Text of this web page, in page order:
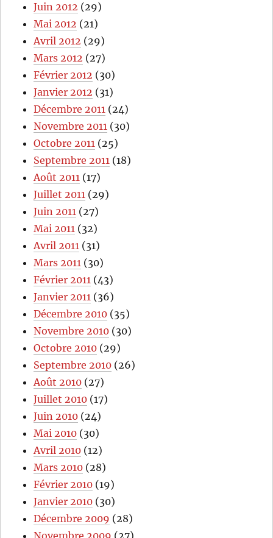
Juin 2012 (29)
Mai 2012 (21)
Avril 2012 (29)
Mars 2012 (27)
Février 2012 (30)
Janvier 2012 (31)
Décembre 2011 (24)
Novembre 2011 (30)
Octobre 2011 (25)
Septembre 2011 (18)
Août 2011 (17)
Juillet 2011 (29)
Juin 2011 (27)
Mai 2011 (32)
Avril 2011 (31)
Mars 2011 (30)
Février 2011 (43)
Janvier 2011 (36)
Décembre 2010 (35)
Novembre 2010 (30)
Octobre 2010 (29)
Septembre 2010 (26)
Août 2010 (27)
Juillet 2010 (17)
Juin 2010 (24)
Mai 2010 (30)
Avril 2010 (12)
Mars 2010 (28)
Février 2010 (19)
Janvier 2010 (30)
Décembre 2009 (28)